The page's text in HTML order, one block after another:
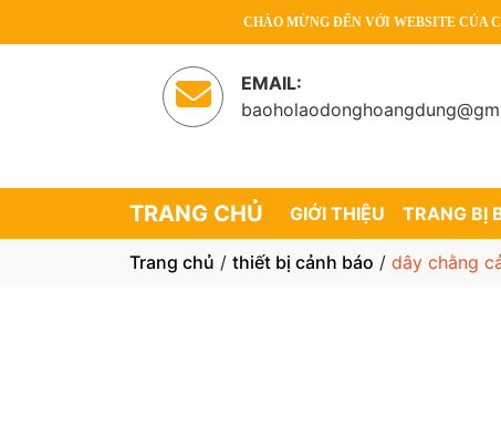
CHÀO MỪNG ĐẾN VỚI WEBSITE CỦA CHÚNG
EMAIL:
TRANG CHỦ GIỚI THIỆU TRANG BỊ
Trang chủ / thiết bị cảnh báo / dây chằng